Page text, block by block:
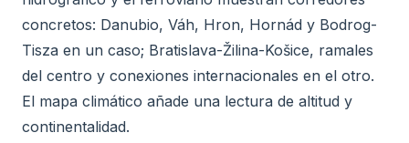
concretos: Danubio, Váh, Hron, Hornád y Bodrog-
Tisza en un caso; Bratislava-Žilina-Košice, ramales
del centro y conexiones internacionales en el otro.
El mapa climático añade una lectura de altitud y
continentalidad.